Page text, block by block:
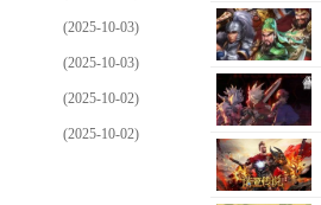
(2025-10-03)
(2025-10-03)
(2025-10-02)
(2025-10-02)